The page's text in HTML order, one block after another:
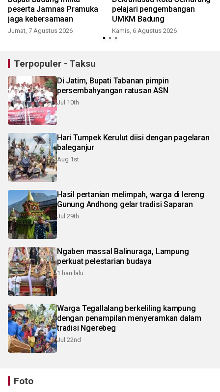
peserta Jamnas Pramuka
jaga kebersamaan
Jumat, 7 Agustus 2026
pelajari pengembangan
UMKM Badung
Kamis, 6 Agustus 2026
Terpopuler - Taksu
Di Jatim, Bupati Tabanan pimpin
persembahyangan ratusan ASN
Jul 10th
Hari Tumpek Kerulut diisi dengan pagelaran
baleganjur
Aug 1st
Hasil pertanian melimpah, warga di lereng
Gunung Andhong gelar tradisi Saparan
Jul 29th
Ngaben massal Balinuraga, Lampung
perkuat pelestarian budaya
1 hari lalu
Warga Tegallalang berkeliling kampung
dengan penampilan menyeramkan dalam
tradisi Ngerebeg
Jul 22nd
Foto